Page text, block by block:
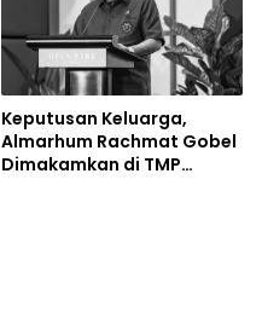
Keputusan Keluarga,
Almarhum Rachmat Gobel
Dimakamkan di TMP